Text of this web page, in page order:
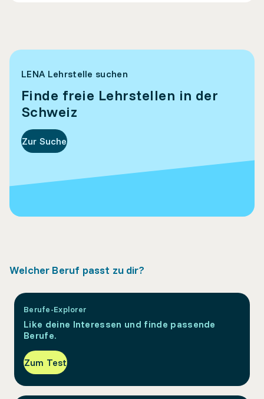
LENA Lehrstelle suchen
Finde freie Lehrstellen in der
Schweiz
Zur Suche
Welcher Beruf passt zu dir?
Berufe-Explorer
Like deine Interessen und finde passende
Berufe.
Zum Test